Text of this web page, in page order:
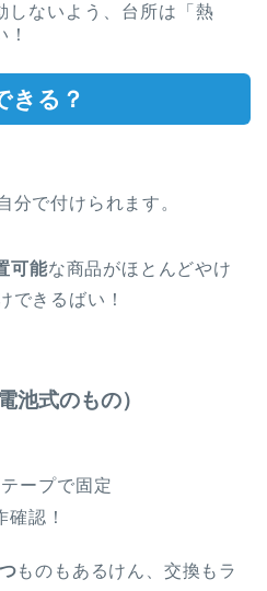
しないよう、台所は「熱
きる？
分で付けられます。
可能な商品がほとんどやけ
できるばい！
池式のもの）
ープで固定
認！
ものもあるけん、交換もラ